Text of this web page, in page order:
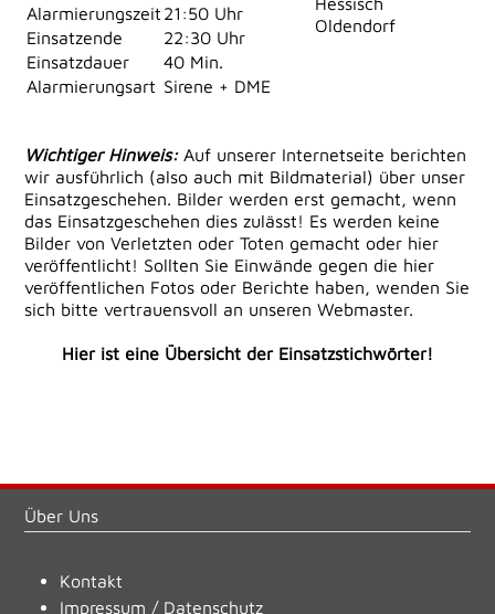
Alarmierungszeit 21:50 Uhr
Einsatzende
22:30 Uhr
Einsatzdauer
40 Min.
Alarmierungsart Sirene + DME
Oldendorf
Wichtiger Hinweis: Auf unserer Internetseite berichten
wir ausführlich (also auch mit Bildmaterial) über unser
Einsatzgeschehen. Bilder werden erst gemacht, wenn
das Einsatzgeschehen dies zulässt! Es werden keine
Bilder von Verletzten oder Toten gemacht oder hier
veröffentlicht! Sollten Sie Einwände gegen die hier
veröffentlichen Fotos oder Berichte haben, wenden Sie
sich bitte vertrauensvoll an unseren Webmaster.
Hier ist eine Übersicht der Einsatzstichwörter!
Über Uns
Kontakt
Impressum / Datenschutz